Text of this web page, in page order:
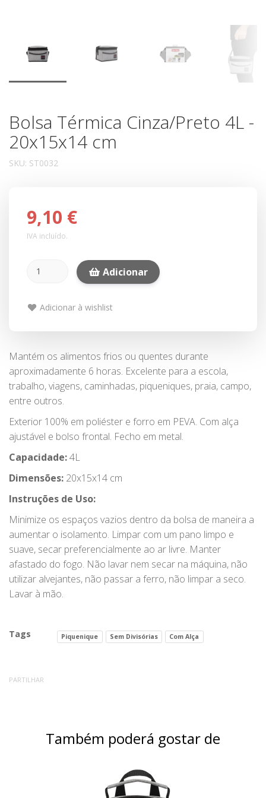
Bolsa Térmica Cinza/Preto 4L -
20x15x14 cm
SKU: ST0032
9,10 €
IVA incluído.
Adicionar
Adicionar à wishlist
Mantém os alimentos frios ou quentes durante
aproximadamente 6 horas. Excelente para a escola,
trabalho, viagens, caminhadas, piqueniques, praia, campo,
entre outros.
Exterior 100% em poliéster e forro em PEVA. Com alça
ajustável e bolso frontal. Fecho em metal.
Capacidade:4L
Dimensões: 20x15x14 cm
Instruções de Uso:
Minimize os espaços vazios dentro da bolsa de maneira a
aumentar o isolamento. Limpar com um pano limpo e
suave, secar preferencialmente ao ar livre. Manter
afastado do fogo. Não lavar nem secar na máquina, não
utilizar alvejantes, não passar a ferro, não limpar a seco.
Lavar à mão.
Tags Piquenique Sem Divisórias Com Alça
PARTILHAR
Também poderá gostar de